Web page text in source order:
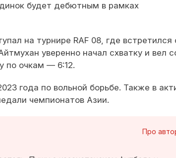
будет дебютным в рамках
на турнире RAF 08, где встретился
уверенно начал схватку и вел
по очкам — 6:12.
года по вольной борьбе. Также в
чемпионатов Азии.
Про